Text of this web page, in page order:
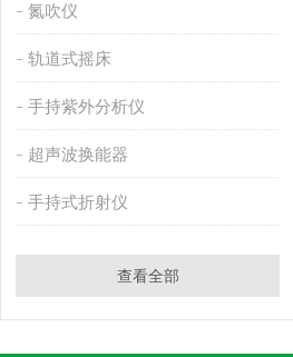
氮吹仪
轨道式摇床
手持紫外分析仪
超声波换能器
手持式折射仪
查看全部